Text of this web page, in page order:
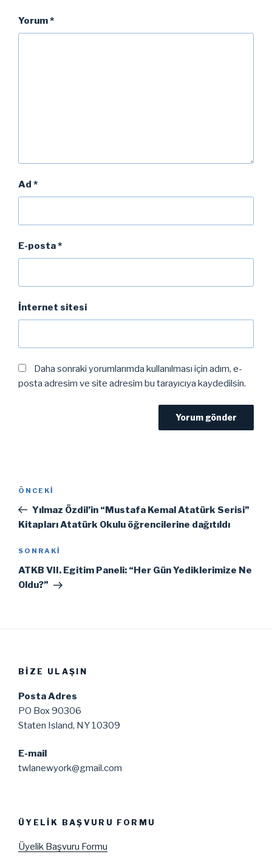
Yorum*
Ad *
E-posta*
İnternet sitesi
Daha sonraki yorumlarımda kullanılması için adım, e-
posta adresim ve site adresim bu tarayıcıya kaydedilsin.
Yazı
Önceki
Yazı
ÖNCEKI
Yılmaz Özdil’in “Mustafa Kemal Atatürk Serisi”
Kitapları Atatürk Okulu öğrencilerine dağıtıldı
Sonraki
Yazı
SONRAKI
ATKB VII. Egitim Paneli: “Her Gün Yediklerimize Ne
Oldu?”
BIZE ULAŞIN
Posta Adres
PO Box 90306
Staten Island, NY 10309
E-mail
twlanewyork@gmail.com
ÜYELIK BAŞVURU FORMU
Üyelik Başvuru Formu